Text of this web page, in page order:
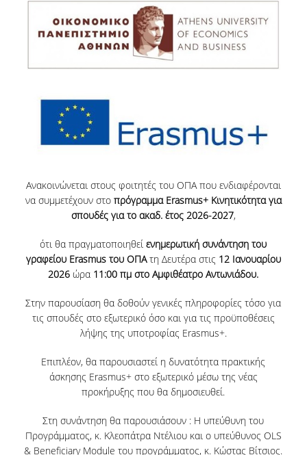
ΠΑΛΑΙΟΤΕΡΑ ΕΡΓΑ
ΝΕΑ
Aνακοινώνεται στους φοιτητές του ΟΠΑ που ενδιαφέρονται
να συμμετέχουν στο πρόγραμμα Erasmus+ Κινητικότητα για
σπουδές για το ακαδ. έτος 2026-2027,
ότι θα πραγματοποιηθείενημερωτική συνάντηση του
γραφείου Erasmus του ΟΠΑτη Δευτέρα στις 12 Ιανουαρίου
2026ώρα 11:00 πμ στο Αμφιθέατρο Αντωνιάδου.
Στην παρουσίαση θα δοθούν γενικές πληροφορίες τόσο για
τις σπουδές στο εξωτερικό όσο και για τις προϋποθέσεις
λήψης της υποτροφίας Erasmus+.
Επιπλέον, θα παρουσιαστεί η δυνατότητα πρακτικής
άσκησης Erasmus+ στο εξωτερικό μέσω της νέας
προκήρυξης που θα δημοσιευθεί.
Στη συνάντηση θα παρουσιάσουν : Η υπεύθυνη του
Προγράμματος, κ. Κλεοπάτρα Ντέλιου και ο υπεύθυνος OLS
& Beneficiary Module του προγράμματος, κ. Κώστας Βίτσιος.